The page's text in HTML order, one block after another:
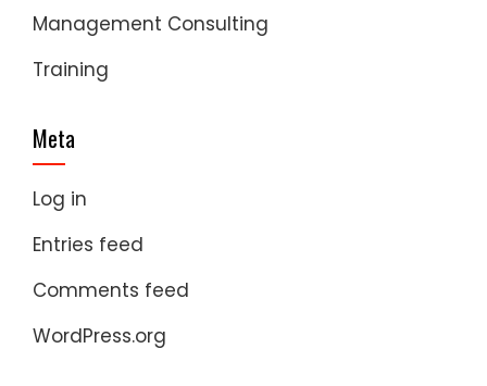
Management Consulting
Training
Meta
Log in
Entries feed
Comments feed
WordPress.org